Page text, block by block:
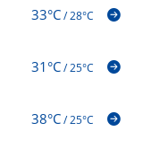
33°C/28°C
31°C/25°C
38°C/25°C